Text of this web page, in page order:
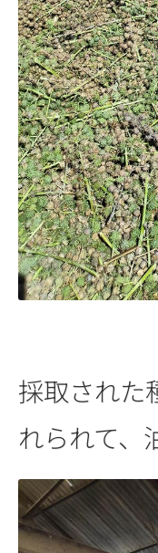
採取された
れられて、